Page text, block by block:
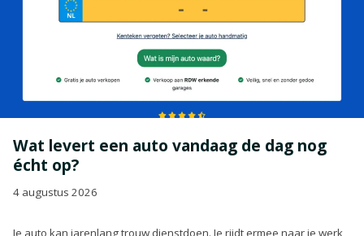
Wat levert een auto vandaag de dag nog
écht op?
4 augustus 2026
Je auto kan jarenlang trouw dienstdoen. Je rijdt ermee naar je werk,